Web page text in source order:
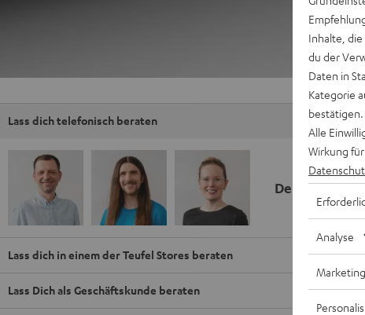
Lass dich telefonisch beraten
Deine
Lass dich in einem der Teufel Stores beraten
Lass Dich als Geschäftskunde beraten
Inhalte,
du der
Daten in
Kategorie
bestätigen.
Alle
Wirkung
Analyse
Marketing